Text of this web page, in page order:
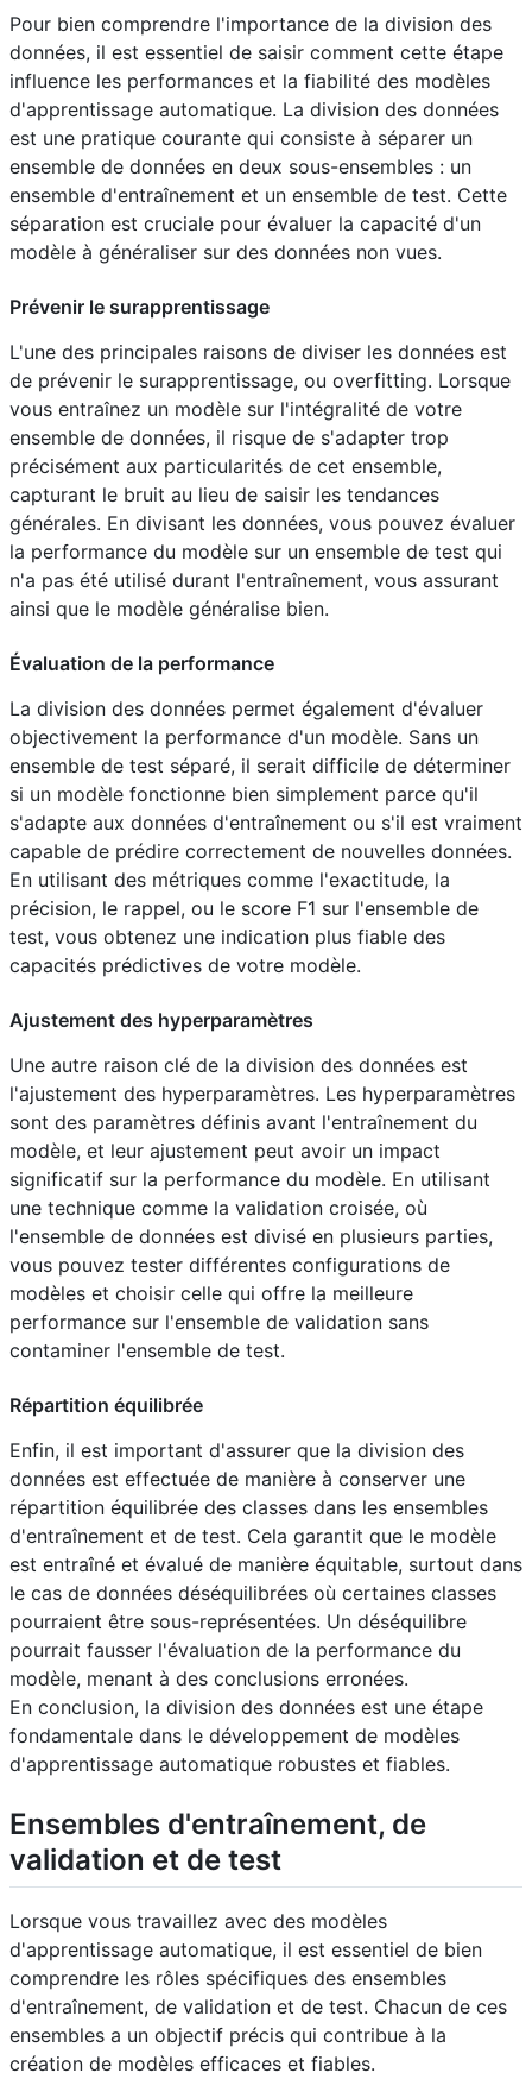
Pour bien comprendre l'importance de la division des
données, il est essentiel de saisir comment cette étape
influence les performances et la fiabilité des modèles
d'apprentissage automatique. La division des données
est une pratique courante qui consiste à séparer un
ensemble de données en deux sous-ensembles : un
ensemble d'entraînement et un ensemble de test. Cette
séparation est cruciale pour évaluer la capacité d'un
modèle à généraliser sur des données non vues.
Prévenir le surapprentissage
L'une des principales raisons de diviser les données est
de prévenir le surapprentissage, ou overfitting. Lorsque
vous entraînez un modèle sur l'intégralité de votre
ensemble de données, il risque de s'adapter trop
précisément aux particularités de cet ensemble,
capturant le bruit au lieu de saisir les tendances
générales. En divisant les données, vous pouvez évaluer
la performance du modèle sur un ensemble de test qui
n'a pas été utilisé durant l'entraînement, vous assurant
ainsi que le modèle généralise bien.
Évaluation de la performance
La division des données permet également d'évaluer
objectivement la performance d'un modèle. Sans un
ensemble de test séparé, il serait difficile de déterminer
si un modèle fonctionne bien simplement parce qu'il
s'adapte aux données d'entraînement ou s'il est vraiment
capable de prédire correctement de nouvelles données.
En utilisant des métriques comme l'exactitude, la
précision, le rappel, ou le score F1 sur l'ensemble de
test, vous obtenez une indication plus fiable des
capacités prédictives de votre modèle.
Ajustement des hyperparamètres
Une autre raison clé de la division des données est
l'ajustement des hyperparamètres. Les hyperparamètres
sont des paramètres définis avant l'entraînement du
modèle, et leur ajustement peut avoir un impact
significatif sur la performance du modèle. En utilisant
une technique comme la validation croisée, où
l'ensemble de données est divisé en plusieurs parties,
vous pouvez tester différentes configurations de
modèles et choisir celle qui offre la meilleure
performance sur l'ensemble de validation sans
contaminer l'ensemble de test.
Répartition équilibrée
Enfin, il est important d'assurer que la division des
données est effectuée de manière à conserver une
répartition équilibrée des classes dans les ensembles
d'entraînement et de test. Cela garantit que le modèle
est entraîné et évalué de manière équitable, surtout dans
le cas de données déséquilibrées où certaines classes
pourraient être sous-représentées. Un déséquilibre
pourrait fausser l'évaluation de la performance du
modèle, menant à des conclusions erronées.
En conclusion, la division des données est une étape
fondamentale dans le développement de modèles
d'apprentissage automatique robustes et fiables.
Ensembles d'entraînement, de
validation et de test
Lorsque vous travaillez avec des modèles
d'apprentissage automatique, il est essentiel de bien
comprendre les rôles spécifiques des ensembles
d'entraînement, de validation et de test. Chacun de ces
ensembles a un objectif précis qui contribue à la
création de modèles efficaces et fiables.